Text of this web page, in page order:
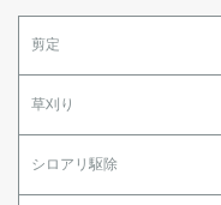
剪定
草刈り
シロアリ駆除